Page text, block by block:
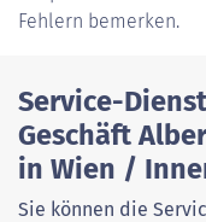
Fehlern bemerken.
Service-
Geschäft
in Wien /
Sie können die